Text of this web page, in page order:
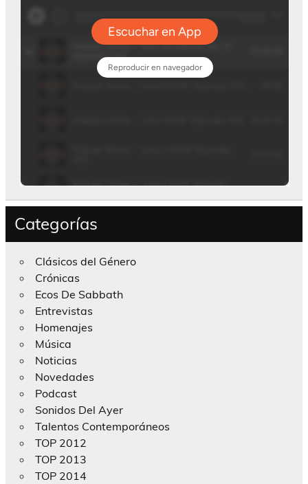
Categorías
Clásicos del Género
Crónicas
Ecos De Sabbath
Entrevistas
Homenajes
Música
Noticias
Novedades
Podcast
Sonidos Del Ayer
Talentos Contemporáneos
TOP 2012
TOP 2013
TOP 2014